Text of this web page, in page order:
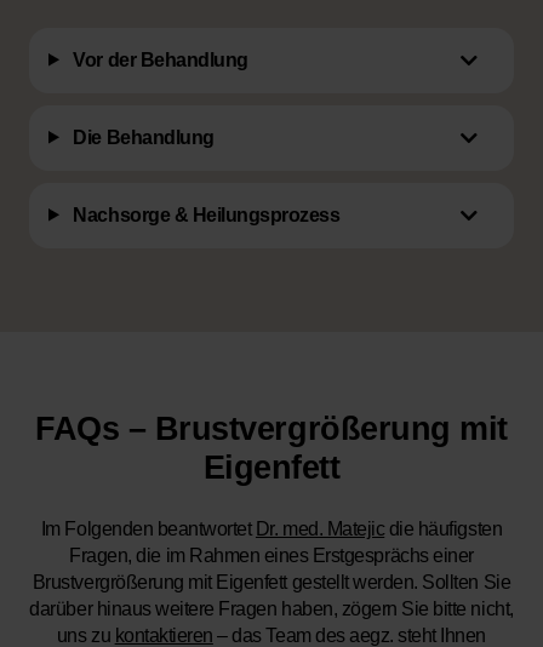
Vor der Behandlung
Die Behandlung
Nachsorge & Heilungsprozess
FAQs – Brustvergrößerung mit
Eigenfett
Im Folgenden beantwortet Dr. med. Matejic die häufigsten
Fragen, die im Rahmen eines Erstgesprächs einer
Brustvergrößerung mit Eigenfett gestellt werden. Sollten Sie
darüber hinaus weitere Fragen haben, zögern Sie bitte nicht,
uns zu kontaktieren – das Team des aegz. steht Ihnen